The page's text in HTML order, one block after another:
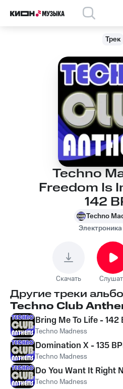
Трек
Techno
Freedom Is
142
Techno
Электроника
Скачать
Другие треки
Techno Club
Bring Me To Life - 142
Techno Madness
Domination X - 135
Techno Madness
Do You Want It Right
Techno Madness